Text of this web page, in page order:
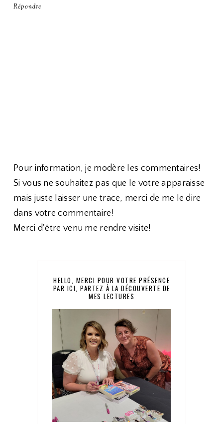
Répondre
Pour information, je modère les commentaires!
Si vous ne souhaitez pas que le votre apparaisse
mais juste laisser une trace, merci de me le dire
dans votre commentaire!
Merci d'être venu me rendre visite!
HELLO, MERCI POUR VOTRE PRÉSENCE
PAR ICI, PARTEZ À LA DÉCOUVERTE DE
MES LECTURES